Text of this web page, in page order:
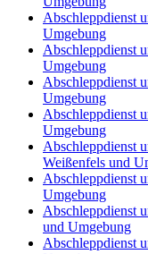
Abschleppdienst
Umgebung
Abschleppdienst
Umgebung
Abschleppdienst
Umgebung
Abschleppdienst
Umgebung
Abschleppdienst
Weißenfels und
Abschleppdienst
Umgebung
Abschleppdienst
und Umgebung
Abschleppdienst